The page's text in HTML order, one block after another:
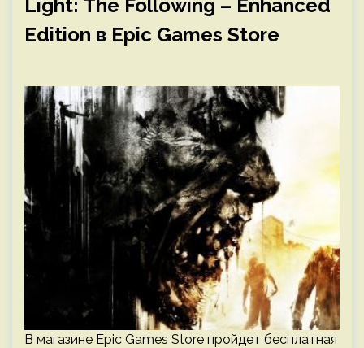
Light: The Following – Enhanced
Edition в Epic Games Store
В магазине Epic Games Store пройдет бесплатная